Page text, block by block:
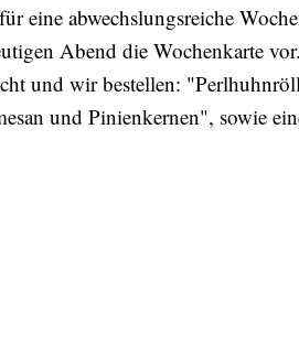
eine abwechslungsreiche
Abend die Wochenkarte
und wir bestellen:
und Pinienkernen", sowie